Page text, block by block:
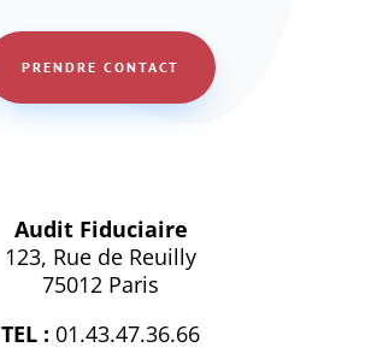
PRENDRE CONTACT
Audit Fiduciaire
123, Rue de Reuilly
75012 Paris
TEL : 01.43.47.36.66